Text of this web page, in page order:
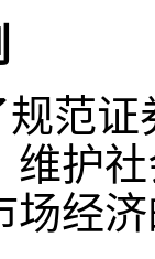
范证
维护
场经